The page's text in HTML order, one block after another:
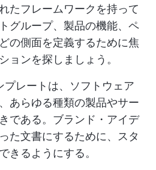
たフレームワークを持って
グループ、製品の機能、ペ
の側面を定義するために焦
ョンを探しましょう。
プレートは、ソフトウェア
あらゆる種類の製品やサー
である。ブランド・アイデ
た文書にするために、スタ
きるようにする。